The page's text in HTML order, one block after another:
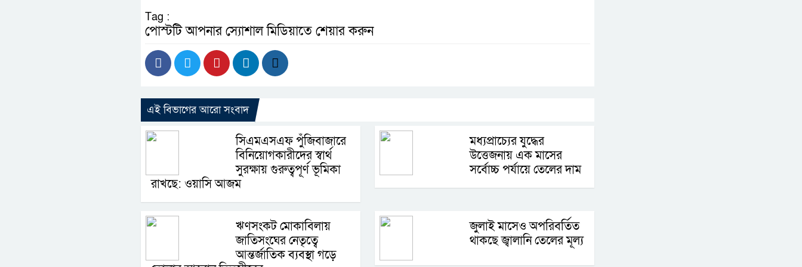
Tag :
পোস্টটি আপনার স্যোশাল মিডিয়াতে শেয়ার করুন
এই বিভাগের আরো সংবাদ
সিএমএসএফ পুঁজিবাজারে
বিনিয়োগকারীদের স্বার্থ
সুরক্ষায় গুরুত্বপূর্ণ ভূমিকা
রাখছে: ওয়াসি আজম
মধ্যপ্রাচ্যের যুদ্ধের
উত্তেজনায় এক মাসের
সর্বোচ্চ পর্যায়ে তেলের দাম
ঋণসংকট মোকাবিলায়
জাতিসংঘের নেতৃত্বে
আন্তর্জাতিক ব্যবস্থা গড়ে
জুলাই মাসেও অপরিবর্তিত
থাকছে জ্বালানি তেলের মূল্য